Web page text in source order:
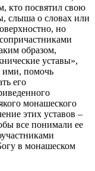
кто посвятил свою
слыша о словах или
но
образом,
уставы»,
ими, помочь
его
монашеского
этих уставов –
все понимали ее
в монашеском